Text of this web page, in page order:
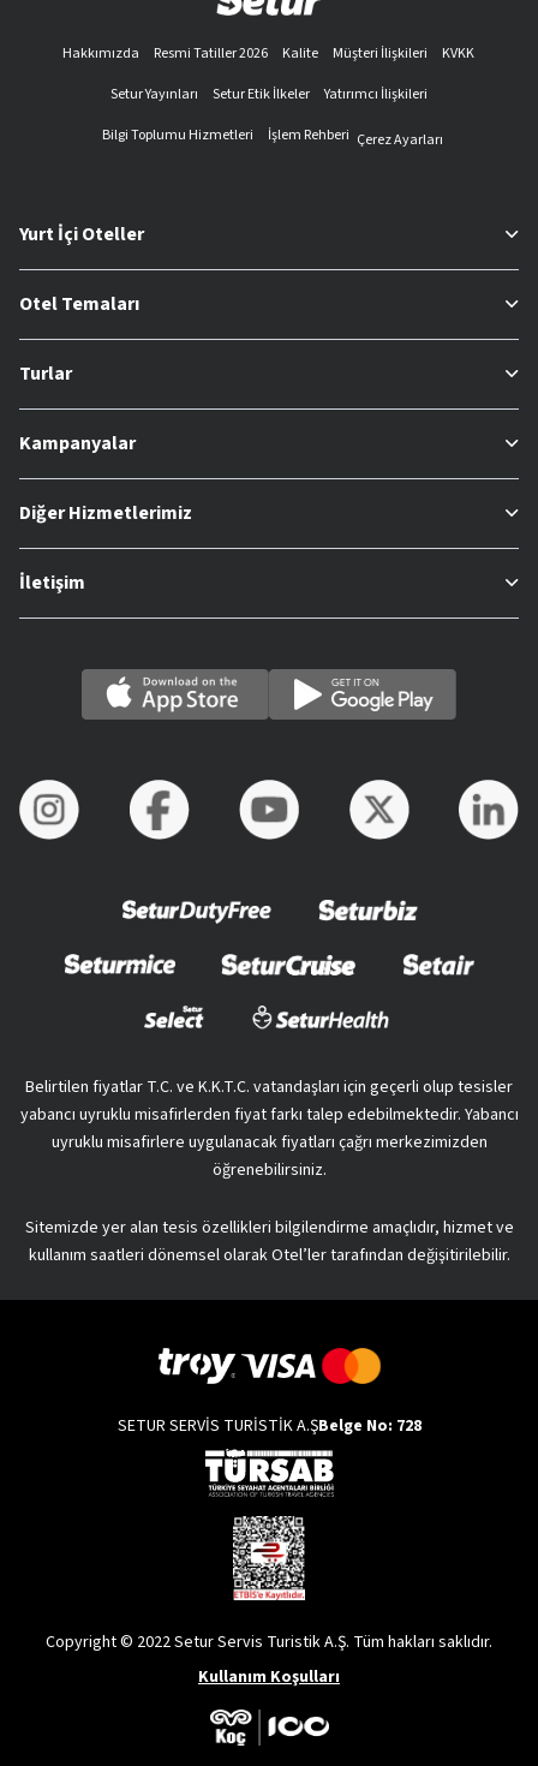
Hakkımızda Resmi Tatiller 2026 Kalite Müşteri İlişkileri
KVKK
Setur Yayınları
Setur Etik İlkeler
Yatırımcı İlişkileri
Bilgi Toplumu Hizmetleri
İşlem Rehberi Çerez Ayarları
Yurt İçi Oteller
Otel Temaları
Turlar
Kampanyalar
Diğer Hizmetlerimiz
İletişim
Belirtilen fiyatlar T.C. ve K.K.T.C. vatandaşları için geçerli olup tesisler
yabancı uyruklu misafirlerden fiyat farkı talep edebilmektedir. Yabancı
uyruklu misafirlere uygulanacak fiyatları çağrı merkezimizden
öğrenebilirsiniz.
Sitemizde yer alan tesis özellikleri bilgilendirme amaçlıdır, hizmet ve
kullanım saatleri dönemsel olarak Otel’ler tarafından değişitirilebilir.
SETUR SERVİS TURİSTİK A.ŞBelge No: 728
Copyright © 2022 Setur Servis Turistik A.Ş. Tüm hakları saklıdır.
Kullanım Koşulları